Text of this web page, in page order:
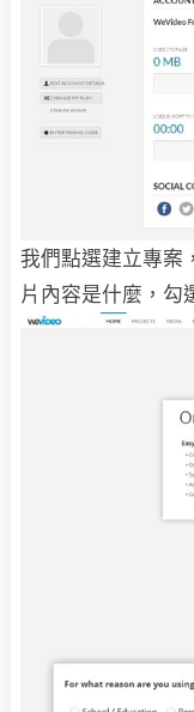
我們點選建立專案
片內容是什麼，勾